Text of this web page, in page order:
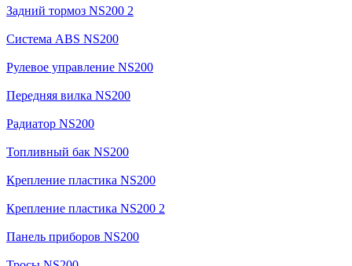
Задний тормоз NS200 2
Система ABS NS200
Рулевое управление NS200
Передняя вилка NS200
Радиатор NS200
Топливный бак NS200
Крепление пластика NS200
Крепление пластика NS200 2
Панель приборов NS200